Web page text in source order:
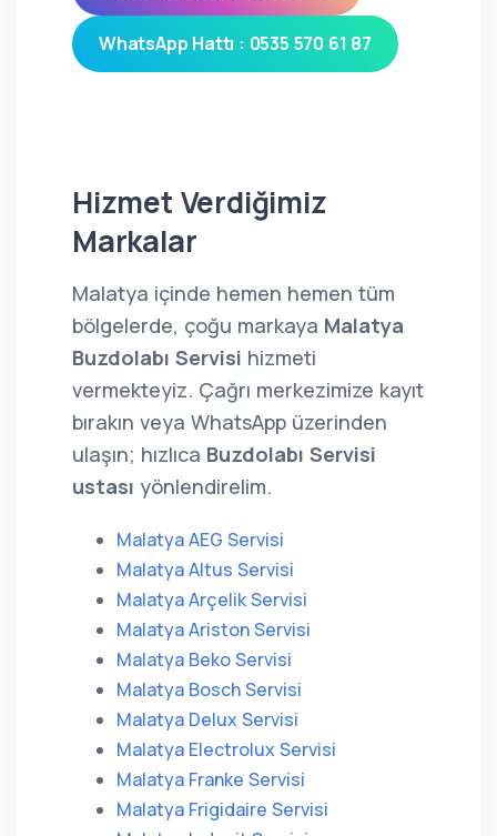
WhatsApp Hattı : 0535 570 61 87
Hizmet Verdiğimiz
Markalar
Malatya içinde hemen hemen tüm
bölgelerde, çoğu markaya Malatya
Buzdolabı Servisi hizmeti
vermekteyiz. Çağrı merkezimize kayıt
bırakın veya WhatsApp üzerinden
ulaşın; hızlıca Buzdolabı Servisi
ustası yönlendirelim.
Malatya AEG Servisi
Malatya Altus Servisi
Malatya Arçelik Servisi
Malatya Ariston Servisi
Malatya Beko Servisi
Malatya Bosch Servisi
Malatya Delux Servisi
Malatya Electrolux Servisi
Malatya Franke Servisi
Malatya Frigidaire Servisi